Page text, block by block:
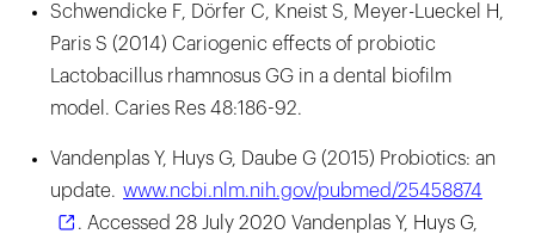
Schwendicke F, Dörfer C, Kneist S, Meyer-Lueckel H,
Paris S (2014) Cariogenic effects of probiotic
Lactobacillus rhamnosus GG in a dental biofilm
model. Caries Res 48:186-92.
Vandenplas Y, Huys G, Daube G (2015) Probiotics: an
update. ​www.​ncbi.​nlm.​nih.​gov/​pubmed/​25458874
. Accessed 28 July 2020 Vandenplas Y, Huys G,